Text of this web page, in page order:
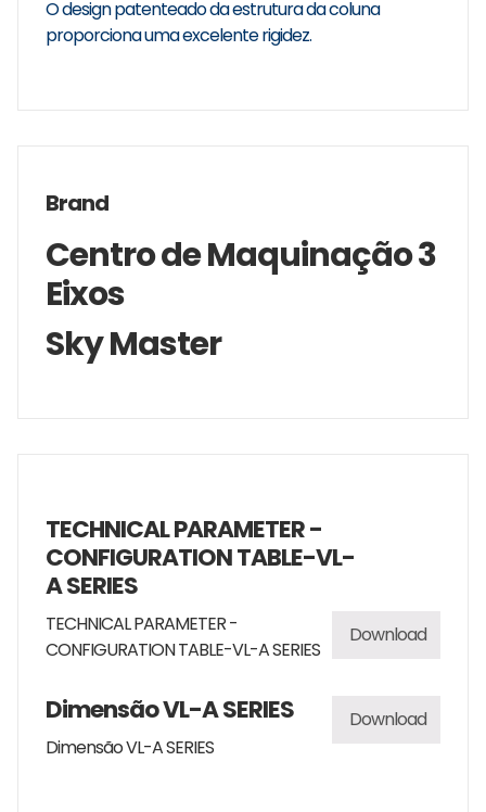
O design patenteado da estrutura da coluna
proporciona uma excelente rigidez.
Brand
Centro de Maquinação 3
Eixos
Sky Master
TECHNICAL PARAMETER -
CONFIGURATION TABLE-VL-
A SERIES
Download
TECHNICAL PARAMETER -
CONFIGURATION TABLE-VL-A SERIES
Dimensão VL-A SERIES
Download
Dimensão VL-A SERIES